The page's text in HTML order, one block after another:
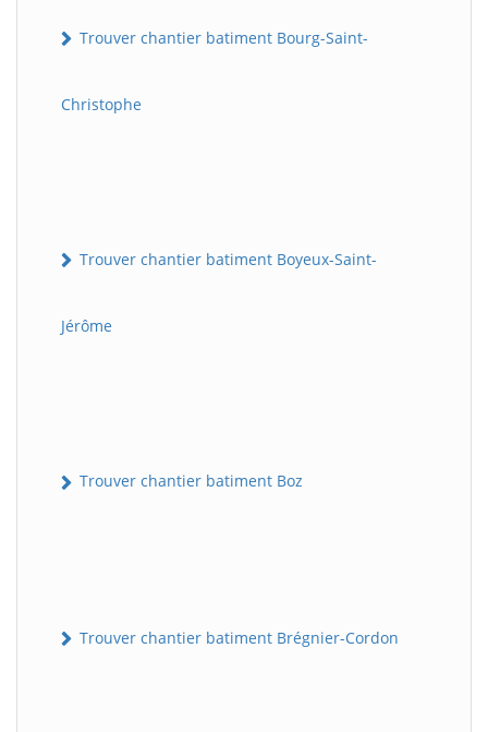
Trouver chantier batiment Bourg-Saint-
Christophe
Trouver chantier batiment Boyeux-Saint-
Jérôme
Trouver chantier batiment Boz
Trouver chantier batiment Brégnier-Cordon